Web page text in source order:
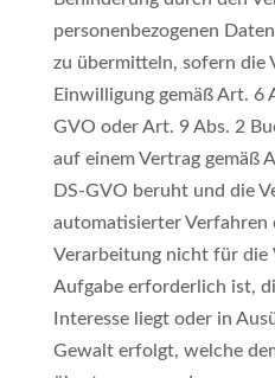
personenbezogenen
zu übermitteln, sofern die
Einwilligung gemäß Art. 6
GVO oder Art. 9 Abs. 2
auf einem Vertrag gemäß
DS-GVO beruht und die
automatisierter Verfahren
Verarbeitung nicht für die
Aufgabe erforderlich ist,
Interesse liegt oder in
Gewalt erfolgt, welche